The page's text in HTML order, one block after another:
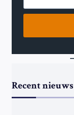
Recent nieuws